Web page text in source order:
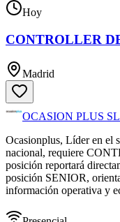
Hoy
CONTROLLER
Madrid
OCASION PLUS
Ocasionplus, Líder en el
nacional, requiere
posición reportará
posición SENIOR,
información operativa y